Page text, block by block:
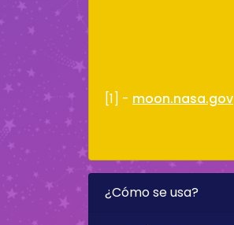
[1] - moon.nasa.gov
¿Cómo se usa?